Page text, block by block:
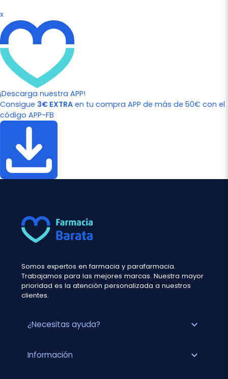
x
¡Descarga nuestra APP!
Consigue 3€ EXTRA en tu compra APP de más de 50€ con el
código APP-FB
Somos expertos en farmacia y parafarmacia.
Trabajamos para las mejores marcas. Nuestra mayor
prioridad es la atención personalizada a nuestros
clientes.
¿Necesitas ayuda? expand_more
Información expand_more